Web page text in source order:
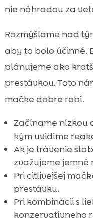
nie náhradou za
Rozmýšľame nad
aby to bolo účinné.
plánujeme ako
prestávkou. Toto
mačke dobre robí.
Začíname nízkou
kým uvidíme
Ak je trávenie
zvažujeme jemné
Pri citlivejšej
prestávku.
Pri kombinácii s
konzervatívneho